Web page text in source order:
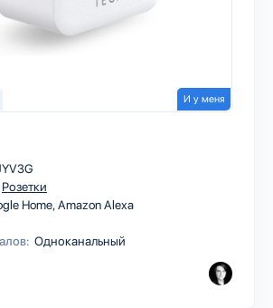
И у меня
Розетки
HomeAmazon Alexa
Одноканальный